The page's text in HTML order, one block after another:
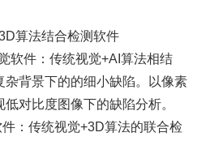
算法结合检测软件
软件：传统视觉+AI算法相结
杂背景下的的细小缺陷。以像素
对比度图像下的缺陷分析。
件：传统视觉+3D算法的联合检